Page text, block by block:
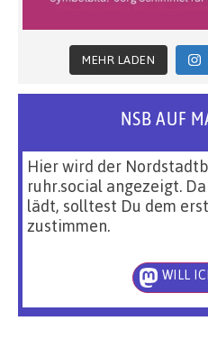
MEHR LADEN
NSB AUF
Hier wird der
ruhr.social angezeigt.
lädt, solltest Du dem
zustimmen.
WILL